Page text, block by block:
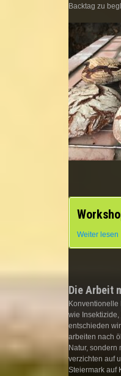
Backtag zu
regionale
Zielgruppe:
Dauer: 4
Beginn:
Teilnehmer:
Weiter lesen
Die Arbeit
Konventionelle
wie
entschieden
arbeiten nach
Natur, sondern
verzichten auf
Steiermark auf